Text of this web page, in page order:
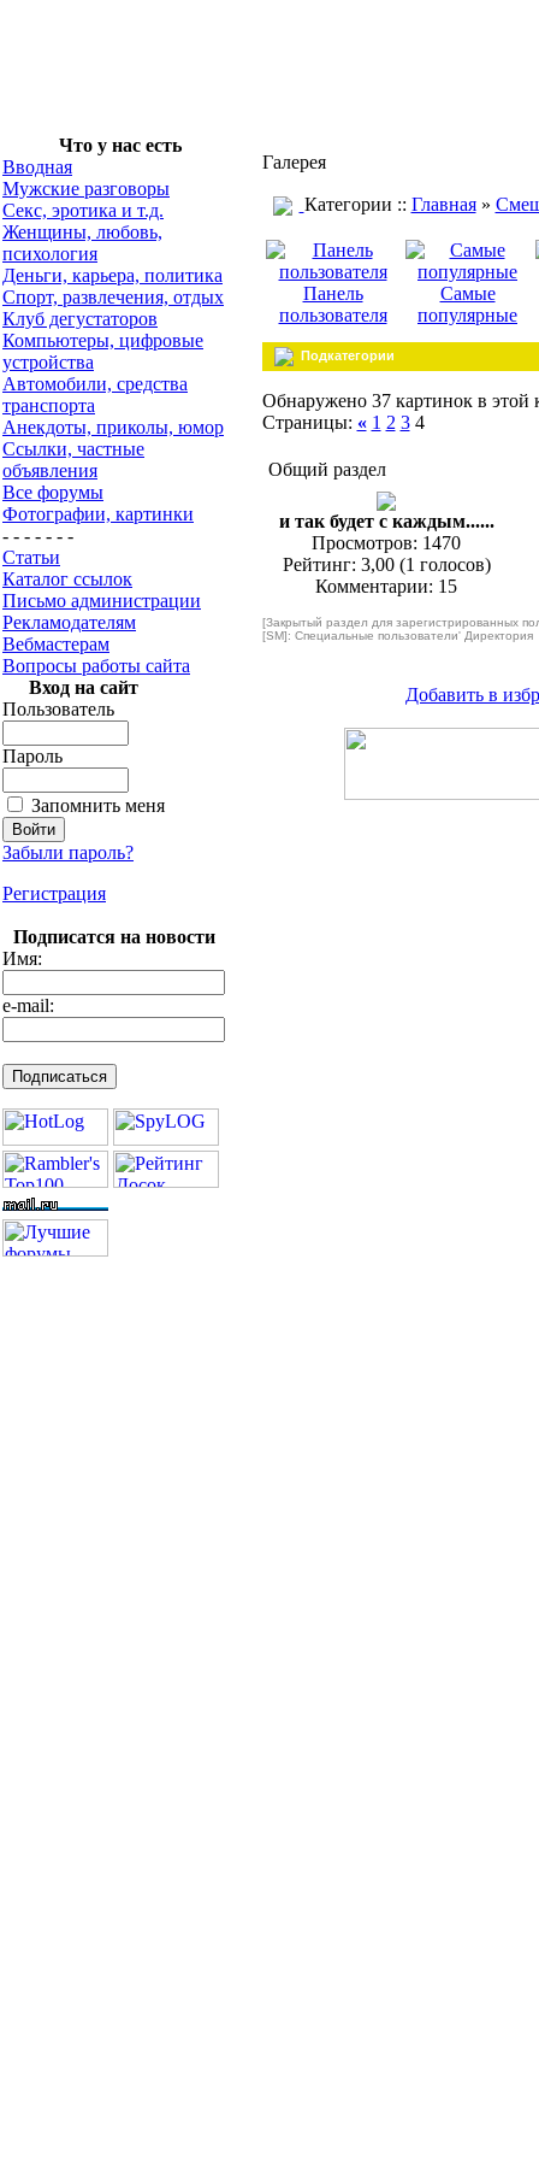
Что у нас есть
Вводная
Мужские разговоры
Секс, эротика и т.д.
Женщины, любовь,
психология
Деньги, карьера, политика
Спорт, развлечения, отдых
Клуб дегустаторов
Компьютеры, цифровые
устройства
Автомобили, средства
транспорта
Анекдоты, приколы, юмор
Ссылки, частные
объявления
Все форумы
Фотографии, картинки
- - - - - - -
Статьи
Каталог ссылок
Письмо администрации
Рекламодателям
Вебмастерам
Вопросы работы сайта
Вход на сайт
Пользователь
Пароль
Запомнить меня
Забыли пароль?
Регистрация
Подписатся на новости
Имя:
e-mail:
Галерея
Категории :: Главная»
Панель
пользователя
Самые
популярные
Подкатегории
Обнаружено 37 картинок в этой
Страницы: « 1 2 34
Общий раздел
и так будет с каждым......
Просмотров: 1470
Рейтинг: 3,00 (1 голосов)
Комментарии: 15
[Закрытый раздел для зарегистрированных
[SM]: Специальные пользователи' Директория
Добавить в